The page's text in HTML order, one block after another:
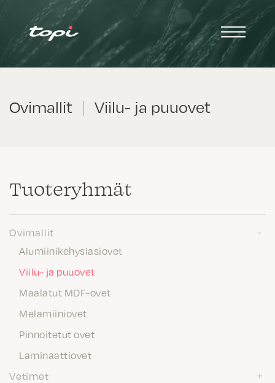
Ovimallit | Viilu- ja puuovet
Tuote­ryhmät
Ovimallit
Alumiinikehyslasiovet
Viilu- ja puuovet
Maalatut MDF-ovet
Melamiiniovet
Pinnoitetut ovet
Laminaattiovet
Vetimet